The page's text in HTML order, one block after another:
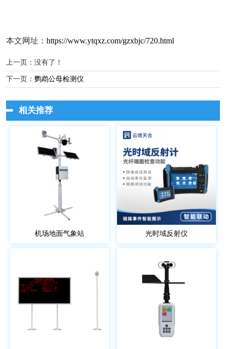
本文网址： https://www.ytqxz.com/gzxbjc/720.html
上一页：没有了！
下一页： 鹦鹉公母检测仪
相关推荐
机场地面气象站 光时域反射仪